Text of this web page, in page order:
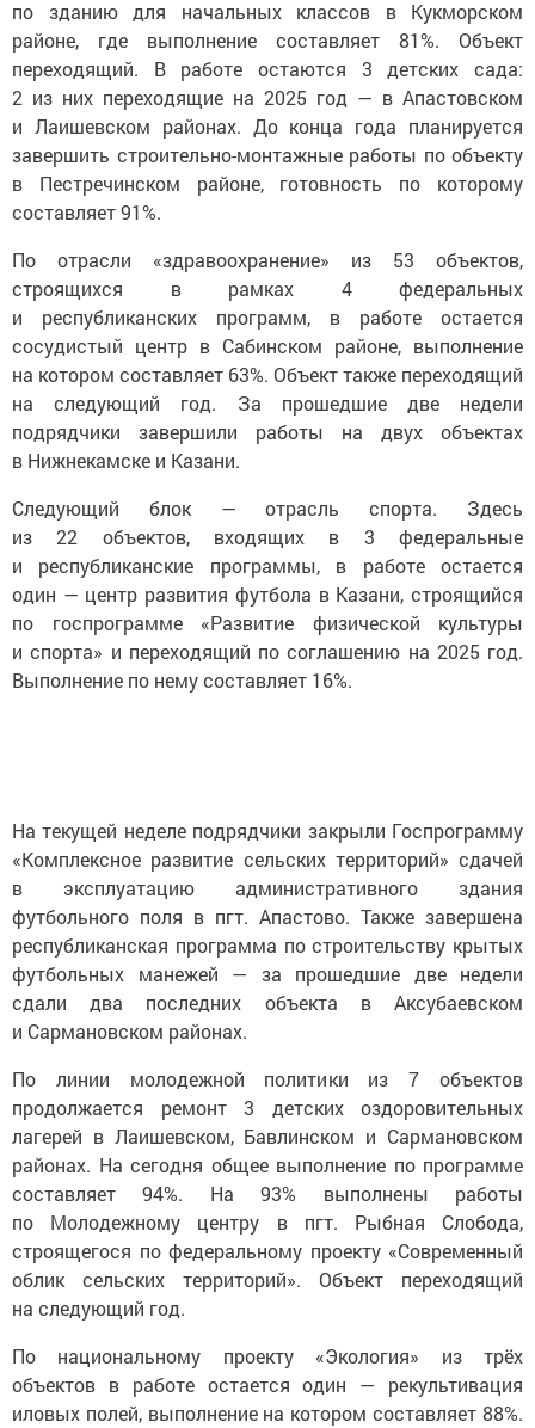
по зданию для начальных классов в Кукморском
районе, где выполнение составляет 81%. Объект
переходящий. В работе остаются 3 детских сада:
2 из них переходящие на 2025 год — в Апастовском
и Лаишевском районах. До конца года планируется
завершить строительно-монтажные работы по объекту
в Пестречинском районе, готовность по которому
составляет 91%.
По отрасли «здравоохранение» из 53 объектов,
строящихся в рамках 4 федеральных
и республиканских программ, в работе остается
сосудистый центр в Сабинском районе, выполнение
на котором составляет 63%. Объект также переходящий
на следующий год. За прошедшие две недели
подрядчики завершили работы на двух объектах
в Нижнекамске и Казани.
Следующий блок — отрасль спорта. Здесь
из 22 объектов, входящих в 3 федеральные
и республиканские программы, в работе остается
один — центр развития футбола в Казани, строящийся
по госпрограмме «Развитие физической культуры
и спорта» и переходящий по соглашению на 2025 год.
Выполнение по нему составляет 16%.
На текущей неделе подрядчики закрыли Госпрограмму
«Комплексное развитие сельских территорий» сдачей
в эксплуатацию административного здания
футбольного поля в пгт. Апастово. Также завершена
республиканская программа по строительству крытых
футбольных манежей — за прошедшие две недели
сдали два последних объекта в Аксубаевском
и Сармановском районах.
По линии молодежной политики из 7 объектов
продолжается ремонт 3 детских оздоровительных
лагерей в Лаишевском, Бавлинском и Сармановском
районах. На сегодня общее выполнение по программе
составляет 94%. На 93% выполнены работы
по Молодежному центру в пгт. Рыбная Слобода,
строящегося по федеральному проекту «Современный
облик сельских территорий». Объект переходящий
на следующий год.
По национальному проекту «Экология» из трёх
объектов в работе остается один — рекультивация
иловых полей, выполнение на котором составляет 88%.